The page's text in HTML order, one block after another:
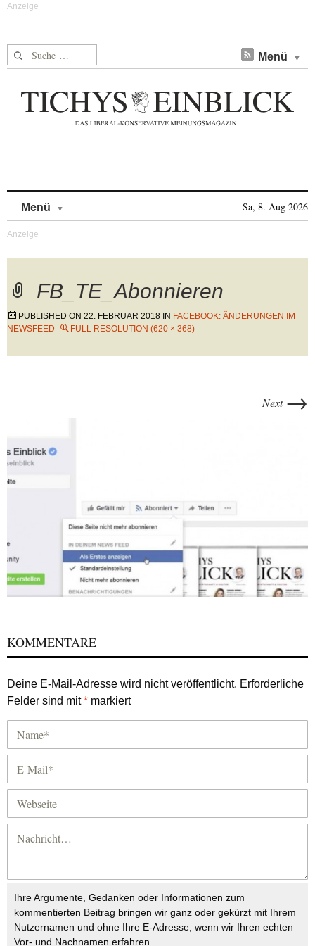
Suche nach: Menü
Menü Sa, 8. Aug 2026
FB_TE_Abonnieren
PUBLISHED ON 22. FEBRUAR 2018 IN FACEBOOK: ÄNDERUNGEN IM
NEWSFEED
FULL RESOLUTION (620 × 368)
Next →
KOMMENTARE
Deine E-Mail-Adresse wird nicht veröffentlicht. Erforderliche
Felder sind mit* markiert
Ihre Argumente, Gedanken oder Informationen zum
kommentierten Beitrag bringen wir ganz oder gekürzt mit Ihrem
Nutzernamen und ohne Ihre E-Adresse, wenn wir Ihren echten
Vor- und Nachnamen erfahren.